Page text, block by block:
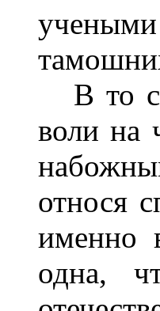
учеными
В то
воли на
относя
именно
одна,